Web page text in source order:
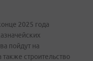
2025 года
пойдут на
строительство